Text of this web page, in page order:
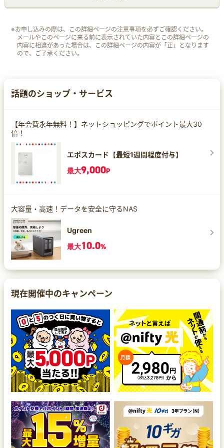
※お申し込みの際は、この詳細ページの注意事項を必ずご確認ください。
メールやこのページに来る前に表示されていた内容とこの詳細ページの
内容に相違があった場合は、この詳細ページの内容が「正」となります
ので、ご了承ください。
話題のショップ・サービス
【年会費永年無料！】ネットショッピングでポイント最大30
倍！
エポスカード【最短1週間程度付与】
最大9,000P
大容量・高速！データを安全に守るNAS
Ugreen
最大10.0%
現在開催中のキャンペーン